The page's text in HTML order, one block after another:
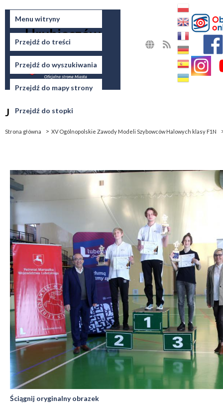
Menu witryny
Przejdź do treści
Przejdź do wyszukiwania
Przejdź do mapy strony
Przejdź do stopki
Miasto
Hrubieszów
Jesteś tutaj
Strona główna XV Ogólnopolskie Zawody Modeli Szybowców Halowych klasy F1N
Ściągnij oryginalny obrazek